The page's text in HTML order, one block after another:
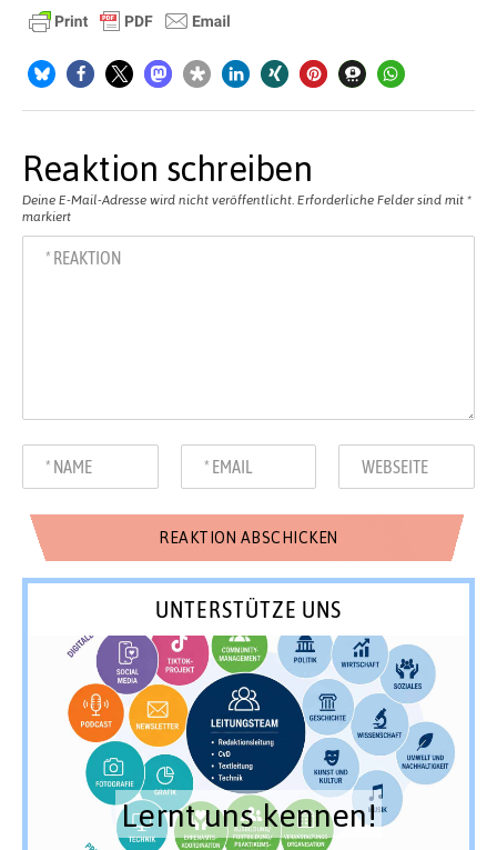
Reaktion schreiben
Deine E-Mail-Adresse wird nicht veröffentlicht. Erforderliche Felder sind mit *
markiert
UNTERSTÜTZE UNS
Lernt uns kennen!